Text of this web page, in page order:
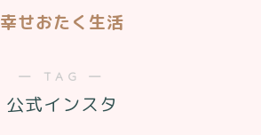
幸せおたく生活
― TAG ―
公式インスタ